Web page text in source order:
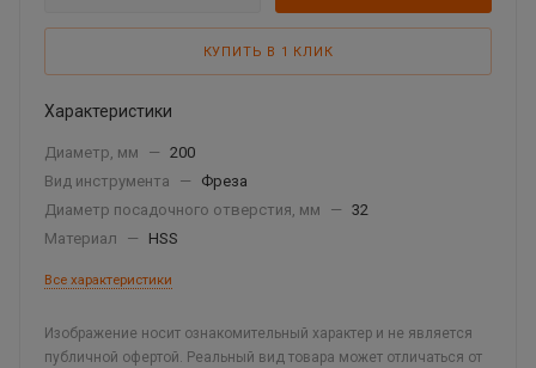
КУПИТЬ В 1 КЛИК
Характеристики
Диаметр, мм — 200
Вид инструмента
—
Фреза
Диаметр посадочного отверстия, мм
— 32
Материал
— HSS
Все характеристики
Изображение носит ознакомительный характер и не является
публичной офертой. Реальный вид товара может отличаться от